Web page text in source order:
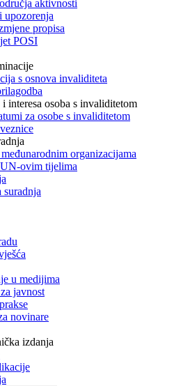
aktivnosti
upozorenja
propisa
POSI
s osnova invaliditeta
interesa osoba s invaliditetom
za osobe s invaliditetom
organizacijama
UN-ovim tijelima
suradnja
u medijima
javnost
novinare
izdanja